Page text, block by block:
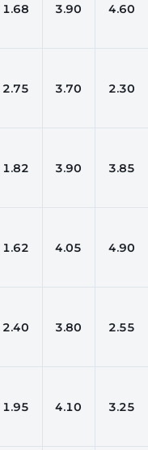
1.68 3.90 4.60
2.75 3.70 2.30
1.82 3.90 3.85
1.62 4.05 4.90
2.40 3.80 2.55
1.95 4.10 3.25